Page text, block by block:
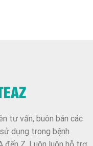
tư vấn, buôn bán các
dụng trong bệnh